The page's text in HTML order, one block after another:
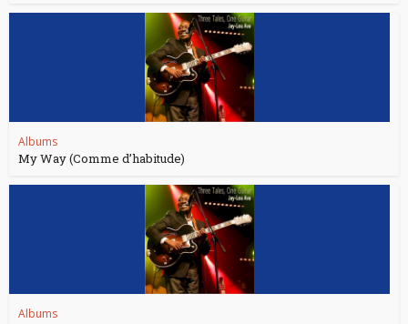
Albums
My Way (Comme d’habitude)
Albums